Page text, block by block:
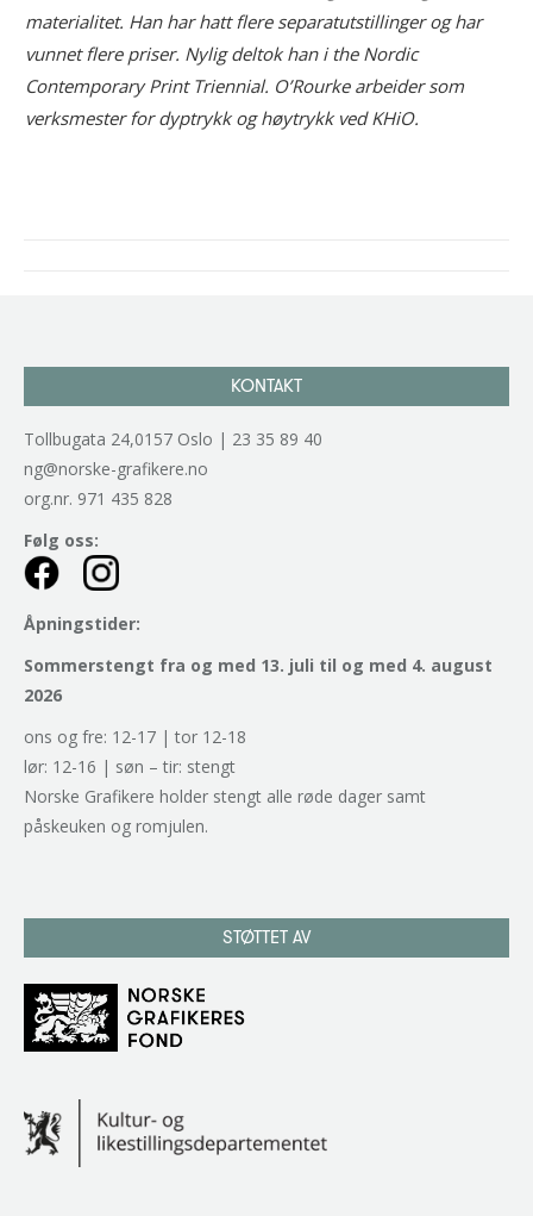
materialitet. Han har hatt flere separatutstillinger og har
vunnet flere priser. Nylig deltok han i the Nordic
Contemporary Print Triennial. O’Rourke arbeider som
verksmester for dyptrykk og høytrykk ved KHiO.
KONTAKT
Tollbugata 24,0157 Oslo | 23 35 89 40
ng@norske-grafikere.no
org.nr. 971 435 828
Følg oss:
Åpningstider:
Sommerstengt fra og med 13. juli til og med 4. august
2026
ons og fre: 12-17 | tor 12-18
lør: 12-16 | søn – tir: stengt
Norske Grafikere holder stengt alle røde dager samt
påskeuken og romjulen.
STØTTET AV